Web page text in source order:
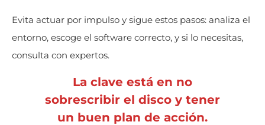
Evita actuar por impulso y sigue estos pasos: analiza el
entorno, escoge el software correcto, y si lo necesitas,
consulta con expertos.
La clave está en no
sobrescribir el disco y tener
un buen plan de acción.